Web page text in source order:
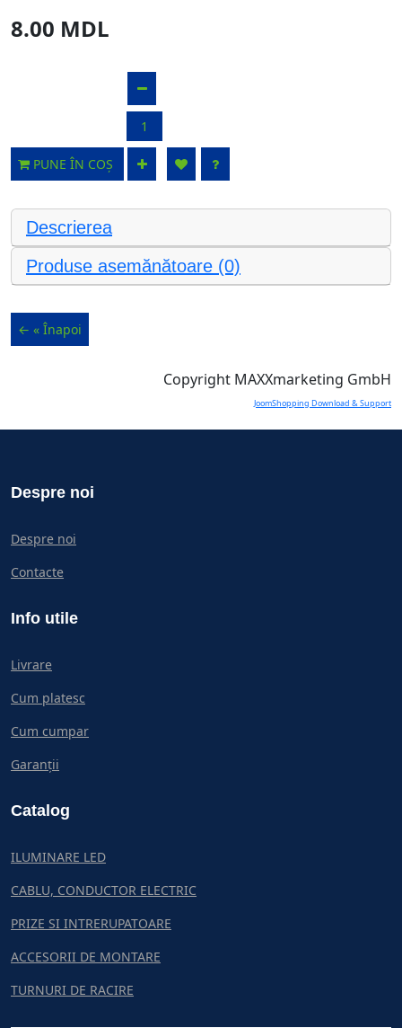
8.00 MDL
PUNE ÎN COȘ
Descrierea
Produse asemănătoare (0)
Copyright MAXXmarketing GmbH
JoomShopping Download & Support
Despre noi
Despre noi
Contacte
Info utile
Livrare
Cum platesc
Cum cumpar
Garanții
Catalog
ILUMINARE LED
CABLU, CONDUCTOR ELECTRIC
PRIZE SI INTRERUPATOARE
ACCESORII DE MONTARE
TURNURI DE RACIRE